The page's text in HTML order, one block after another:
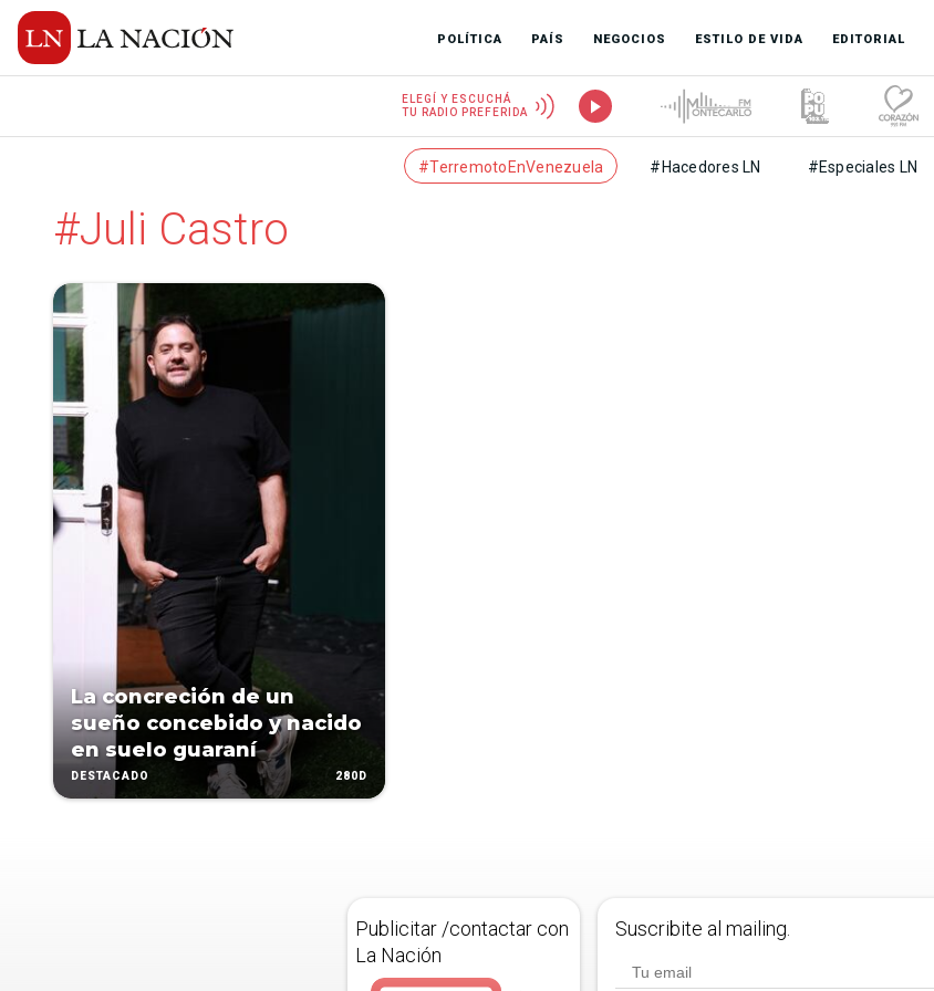
POLÍTICA PAÍS NEGOCIOS ESTILO DE VIDA EDITORIAL
ELEGÍ Y ESCUCHÁ
TU RADIO PREFERIDA
#TerremotoEnVenezuela #Hacedores LN #Especiales LN
#Juli Castro
La concreción de un
sueño concebido y nacido
en suelo guaraní
DESTACADO 280D
Publicitar /contactar con
La Nación
Suscribite al mailing.